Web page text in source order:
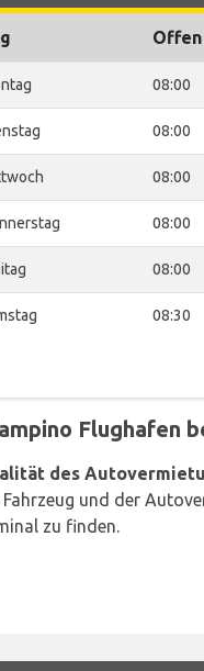
Offen
08:00
08:00
08:00
08:00
08:00
08:30
Flughafen
des
Fahrzeug und der
zu finden.